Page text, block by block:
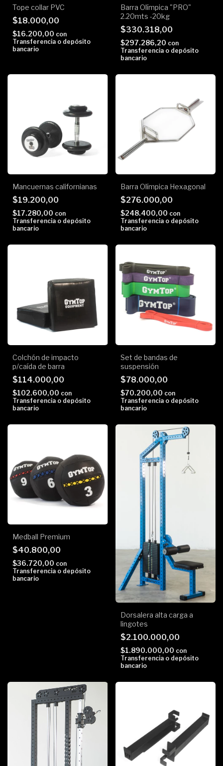
Tope collar PVC
$18.000,00
$16.200,00 con
Transferencia o depósito
bancario
Barra Olímpica "PRO"
2.20mts -20kg
$330.318,00
$297.286,20 con
Transferencia o depósito
bancario
Mancuernas californianas
$19.200,00
$17.280,00 con
Transferencia o depósito
bancario
Barra Olímpica Hexagonal
$276.000,00
$248.400,00 con
Transferencia o depósito
bancario
Colchón de impacto
p/caída de barra
$114.000,00
$102.600,00 con
Transferencia o depósito
bancario
Set de bandas de
suspensión
$78.000,00
$70.200,00 con
Transferencia o depósito
bancario
Medball Premium
$40.800,00
$36.720,00 con
Transferencia o depósito
bancario
Dorsalera alta carga a
lingotes
$2.100.000,00
$1.890.000,00 con
Transferencia o depósito
bancario